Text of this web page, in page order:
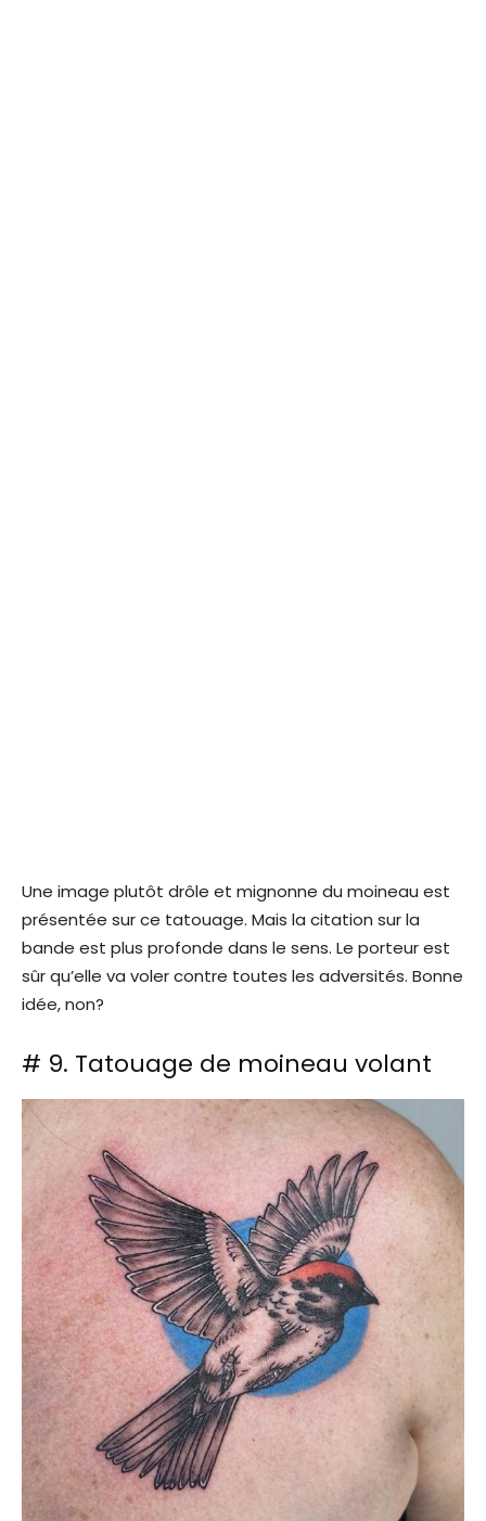
Une image plutôt drôle et mignonne du moineau est
présentée sur ce tatouage. Mais la citation sur la
bande est plus profonde dans le sens. Le porteur est
sûr qu’elle va voler contre toutes les adversités. Bonne
idée, non?
# 9. Tatouage de moineau volant